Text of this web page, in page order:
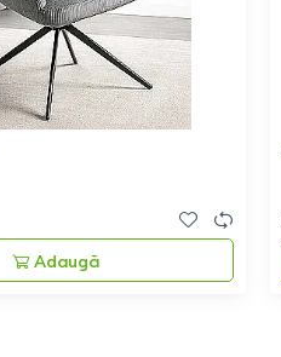
Adaugă